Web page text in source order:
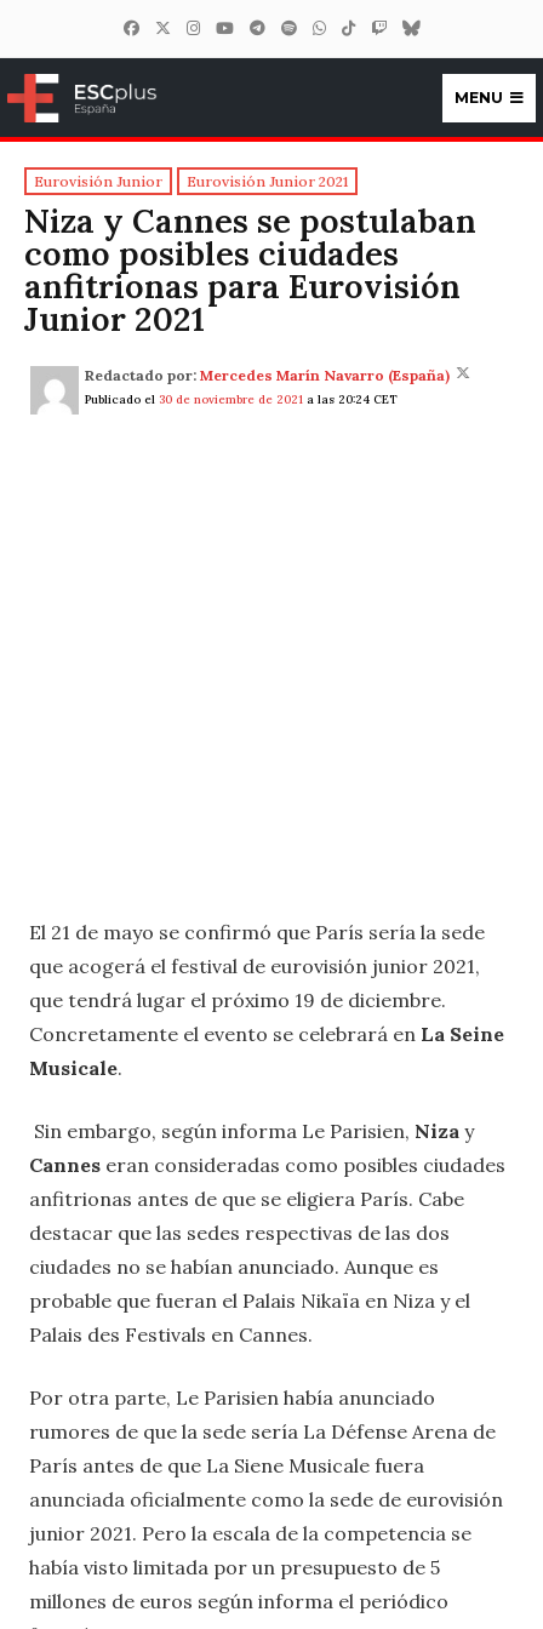
ESCplus España
MENU
Eurovisión Junior Eurovisión Junior 2021
Niza y Cannes se postulaban
como posibles ciudades
anfitrionas para Eurovisión
Junior 2021
Redactado por: Mercedes Marín Navarro (España)
Publicado el 30 de noviembre de 2021 a las 20:24 CET
El 21 de mayo se confirmó que París sería la sede
que acogerá el festival de eurovisión junior 2021,
que tendrá lugar el próximo 19 de diciembre.
Concretamente el evento se celebrará en La Seine
Musicale.
Sin embargo, según informa Le Parisien, Niza y
Cannes eran consideradas como posibles ciudades
anfitrionas antes de que se eligiera París. Cabe
destacar que las sedes respectivas de las dos
ciudades no se habían anunciado. Aunque es
probable que fueran el Palais Nikaïa en Niza y el
Palais des Festivals en Cannes.
Por otra parte, Le Parisien había anunciado
rumores de que la sede sería La Défense Arena de
París antes de que La Siene Musicale fuera
anunciada oficialmente como la sede de eurovisión
junior 2021. Pero la escala de la competencia se
había visto limitada por un presupuesto de 5
millones de euros según informa el periódico